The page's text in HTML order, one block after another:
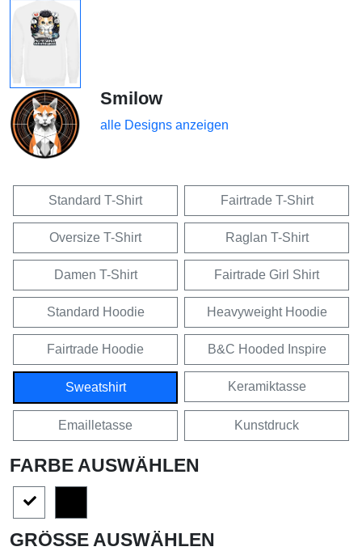
Smilow
alle Designs anzeigen
Standard T-Shirt Fairtrade T-Shirt
Oversize T-Shirt Raglan T-Shirt
Damen T-Shirt Fairtrade Girl Shirt
Standard Hoodie Heavyweight Hoodie
Fairtrade Hoodie B&C Hooded Inspire
Sweatshirt Keramiktasse
Emailletasse Kunstdruck
FARBE AUSWÄHLEN
GRÖSSE AUSWÄHLEN